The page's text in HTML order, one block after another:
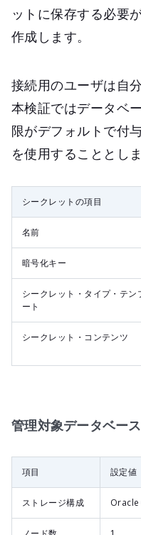
ットに保存する必要
作成します。
接続用のユーザは自
本検証ではデータベ
限がデフォルトで付
を使用することとしま
シークレットの項目
名前
暗号化キー
シークレット・タイプ・テン
ート
シークレット・コンテンツ
管理対象データベース
項目 設定値
ストレージ構成